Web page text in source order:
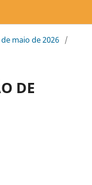
maio de 2026 /
DE